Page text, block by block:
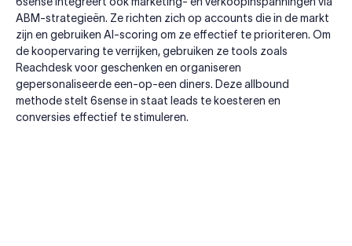
ABM-strategieën. Ze richten zich op accounts die in de markt
zijn en gebruiken AI-scoring om ze effectief te prioriteren. Om
de koopervaring te verrijken, gebruiken ze tools zoals
Reachdesk voor geschenken en organiseren
gepersonaliseerde een-op-een diners. Deze allbound
methode stelt 6sense in staat leads te koesteren en
conversies effectief te stimuleren.